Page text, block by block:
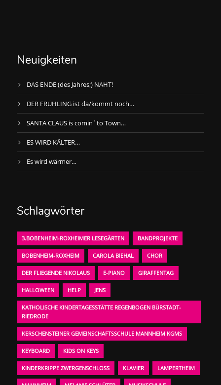
Neuigkeiten
DAS ENDE (des Jahres;) NAHT!
DER FRÜHLING ist da/kommt noch…
SANTA CLAUS is comin´to Town…
ES WIRD KÄLTER…
Es wird wärmer…
Schlagwörter
3.BOBENHEIM-ROXHEIMER LESEGÄRTEN BANDPROJEKTE
BOBENHEIM-ROXHEIM CAROLA BIEHAL CHOR
DER FLIEGENDE NIKOLAUS E-PIANO GIRAFFENTAG
HALLOWEEN HELP JENS
KATHOLISCHE KINDERTAGESSTÄTTE REGENBOGEN BÜRSTADT-
RIEDRODE
KERSCHENSTEINER GEMEINSCHAFTSSCHULE MANNHEIM KGMS
KEYBOARD KIDS ON KEYS
KINDERKRIPPE ZWERGENSCHLOSS KLAVIER LAMPERTHEIM